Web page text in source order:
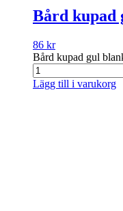
Bård kupad
86 kr
Bård kupad gul
Lägg till i varukorg